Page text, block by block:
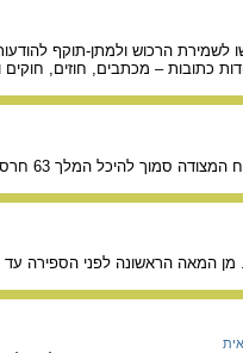
לשמירת הרכוש ולמתן-תוקף
כתובות – מכתבים, חוזים, חוקים
מן המאה הראשונה לפני הספירה